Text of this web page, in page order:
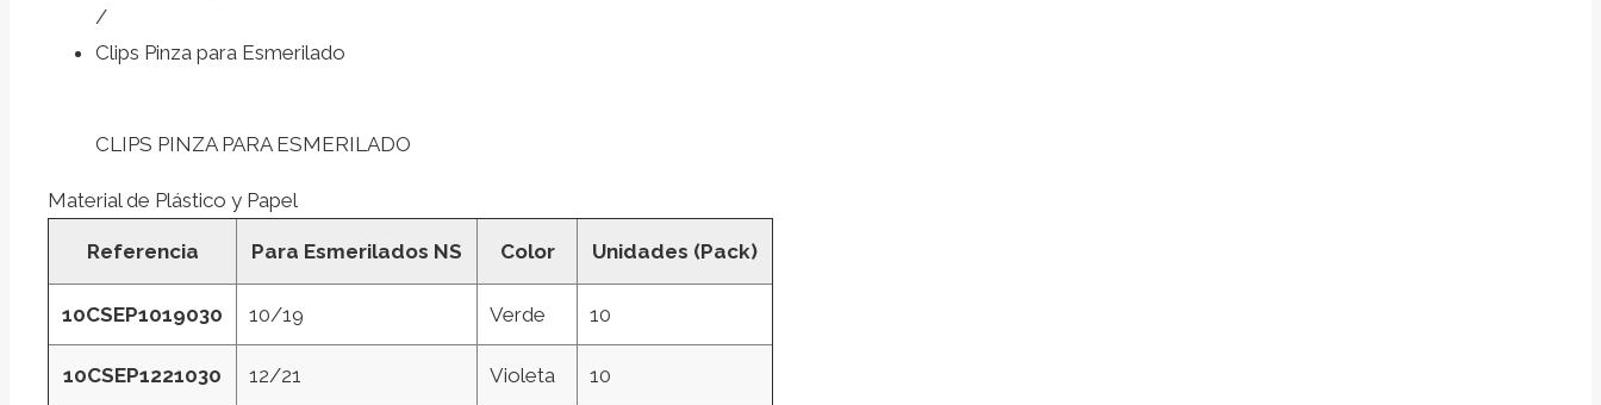
/
Clips Pinza para Esmerilado
CLIPS PINZA PARA ESMERILADO
Material de Plástico y Papel
Referencia Para Esmerilados NS Color Unidades (Pack)
10CSEP1019030 10/19 Verde 10
10CSEP1221030 12/21 Violeta 10